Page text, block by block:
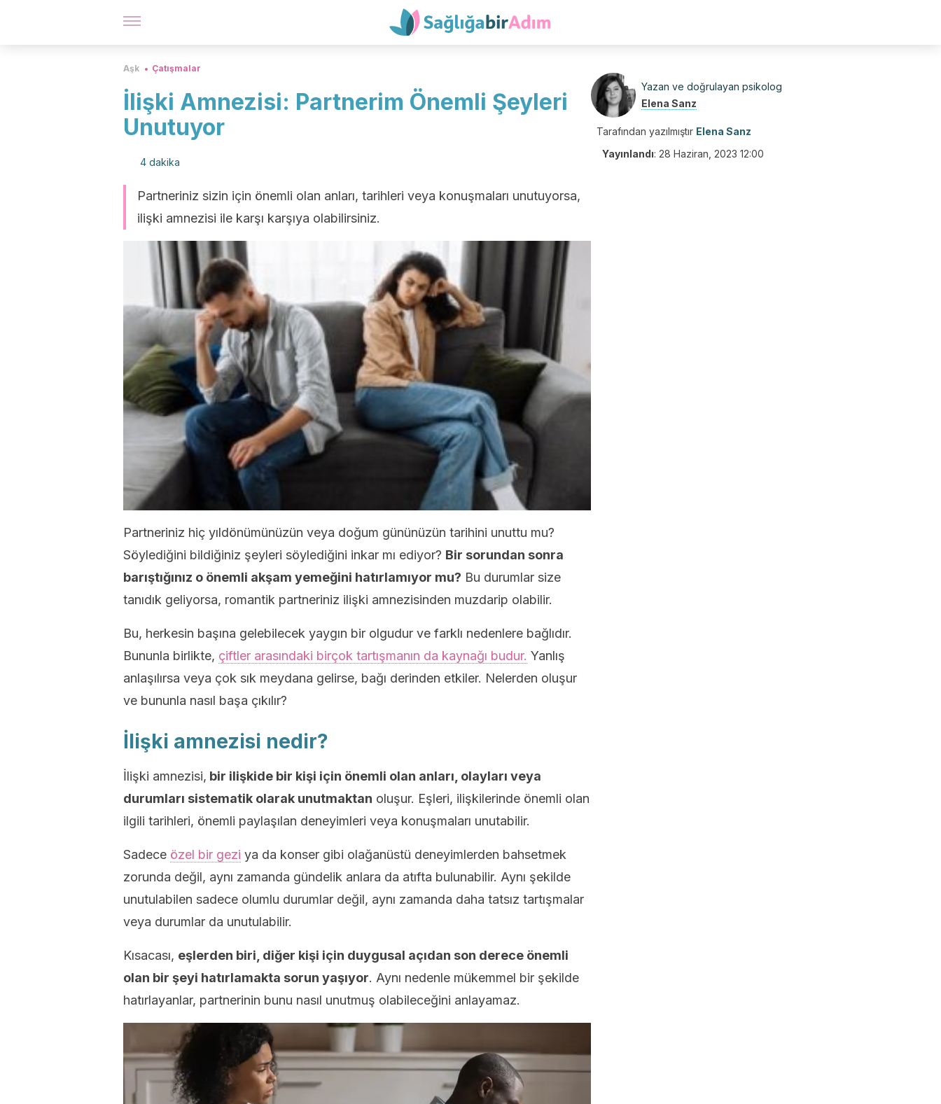
Aşk Çatışmalar
İlişki Amnezisi: Partnerim Önemli Şeyleri
Unutuyor
4 dakika
Partneriniz sizin için önemli olan anları, tarihleri veya konuşmaları unutuyorsa,
ilişki amnezisi ile karşı karşıya olabilirsiniz.
Partneriniz hiç yıldönümünüzün veya doğum gününüzün tarihini unuttu mu?
Söylediğini bildiğiniz şeyleri söylediğini inkar mı ediyor? Bir sorundan sonra
barıştığınız o önemli akşam yemeğini hatırlamıyor mu? Bu durumlar size
tanıdık geliyorsa, romantik partneriniz ilişki amnezisinden muzdarip olabilir.
Bu, herkesin başına gelebilecek yaygın bir olgudur ve farklı nedenlere bağlıdır.
Bununla birlikte, çiftler arasındaki birçok tartışmanın da kaynağı budur. Yanlış
anlaşılırsa veya çok sık meydana gelirse, bağı derinden etkiler. Nelerden oluşur
ve bununla nasıl başa çıkılır?
İlişki amnezisi nedir?
İlişki amnezisi, bir ilişkide bir kişi için önemli olan anları, olayları veya
durumları sistematik olarak unutmaktan oluşur. Eşleri, ilişkilerinde önemli olan
ilgili tarihleri, önemli paylaşılan deneyimleri veya konuşmaları unutabilir.
Sadece özel bir gezi ya da konser gibi olağanüstü deneyimlerden bahsetmek
zorunda değil, aynı zamanda gündelik anlara da atıfta bulunabilir. Aynı şekilde
unutulabilen sadece olumlu durumlar değil, aynı zamanda daha tatsız tartışmalar
veya durumlar da unutulabilir.
Kısacası, eşlerden biri, diğer kişi için duygusal açıdan son derece önemli
olan bir şeyi hatırlamakta sorun yaşıyor. Aynı nedenle mükemmel bir şekilde
hatırlayanlar, partnerinin bunu nasıl unutmuş olabileceğini anlayamaz.
Yazan ve doğrulayan psikolog
Elena Sanz
Tarafından yazılmıştır Elena Sanz
Yayınlandı: 28 Haziran, 2023 12:00